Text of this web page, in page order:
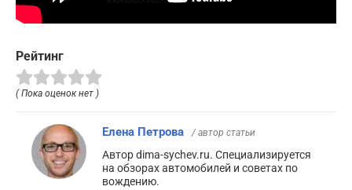
Рейтинг
( Пока оценок нет )
Елена Петрова / автор статьи
Автор dima-sychev.ru. Специализируется
на обзорах автомобилей и советах по
вождению.